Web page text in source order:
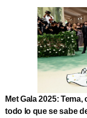
Met Gala 2025:
todo lo que se sabe